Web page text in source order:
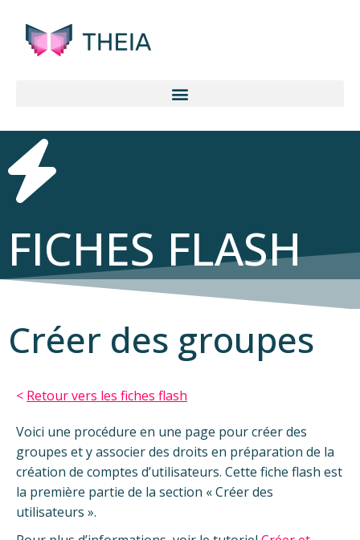
FICHES FLASH
Créer des groupes
< Retour vers les fiches flash
Voici une procédure en une page pour créer des
groupes et y associer des droits en préparation de la
création de comptes d’utilisateurs. Cette fiche flash est
la première partie de la section « Créer des
utilisateurs ».